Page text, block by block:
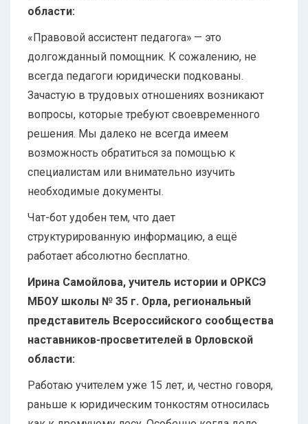
области:
«Правовой ассистент педагога» — это
долгожданный помощник. К сожалению, не
всегда педагоги юридически подкованы.
Зачастую в трудовых отношениях возникают
вопросы, которые требуют своевременного
решения. Мы далеко не всегда имеем
возможность обратиться за помощью к
специалистам или внимательно изучить
необходимые документы.
Чат-бот удобен тем, что дает
структурированную информацию, а ещё
работает абсолютно бесплатно.
Ирина Самойлова, учитель истории и ОРКСЭ
МБОУ школы № 35 г. Орла, региональный
представитель Всероссийского сообщества
наставников-просветителей в Орловской
области:
Работаю учителем уже 15 лет, и, честно говоря,
раньше к юридическим тонкостям относилась